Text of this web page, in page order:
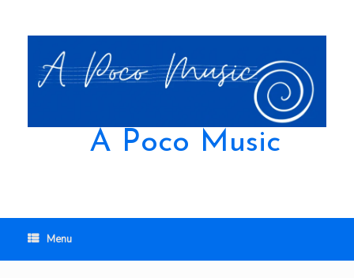
content
A Poco Music
Menu